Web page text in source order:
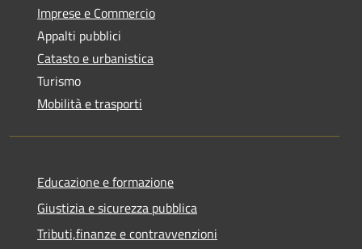
Imprese e Commercio
Appalti pubblici
Catasto e urbanistica
Turismo
Mobilità e trasporti
Educazione e formazione
Giustizia e sicurezza pubblica
Tributi,finanze e contravvenzioni